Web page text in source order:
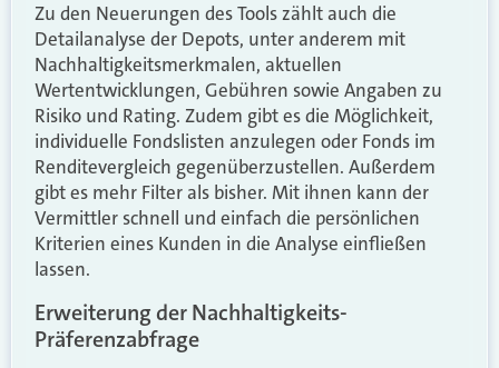
Zu den Neuerungen des Tools zählt auch die
Detailanalyse der Depots, unter anderem mit
Nachhaltigkeitsmerkmalen, aktuellen
Wertentwicklungen, Gebühren sowie Angaben zu
Risiko und Rating. Zudem gibt es die Möglichkeit,
individuelle Fondslisten anzulegen oder Fonds im
Renditevergleich gegenüberzustellen. Außerdem
gibt es mehr Filter als bisher. Mit ihnen kann der
Vermittler schnell und einfach die persönlichen
Kriterien eines Kunden in die Analyse einfließen
lassen.
Erweiterung der Nachhaltigkeits-
Präferenzabfrage